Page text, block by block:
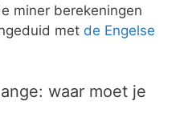
miner berekeningen
met de Engelse
waar moet je